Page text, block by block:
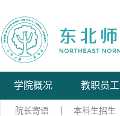
学院概况 教职员工
院长寄语 本科生招生